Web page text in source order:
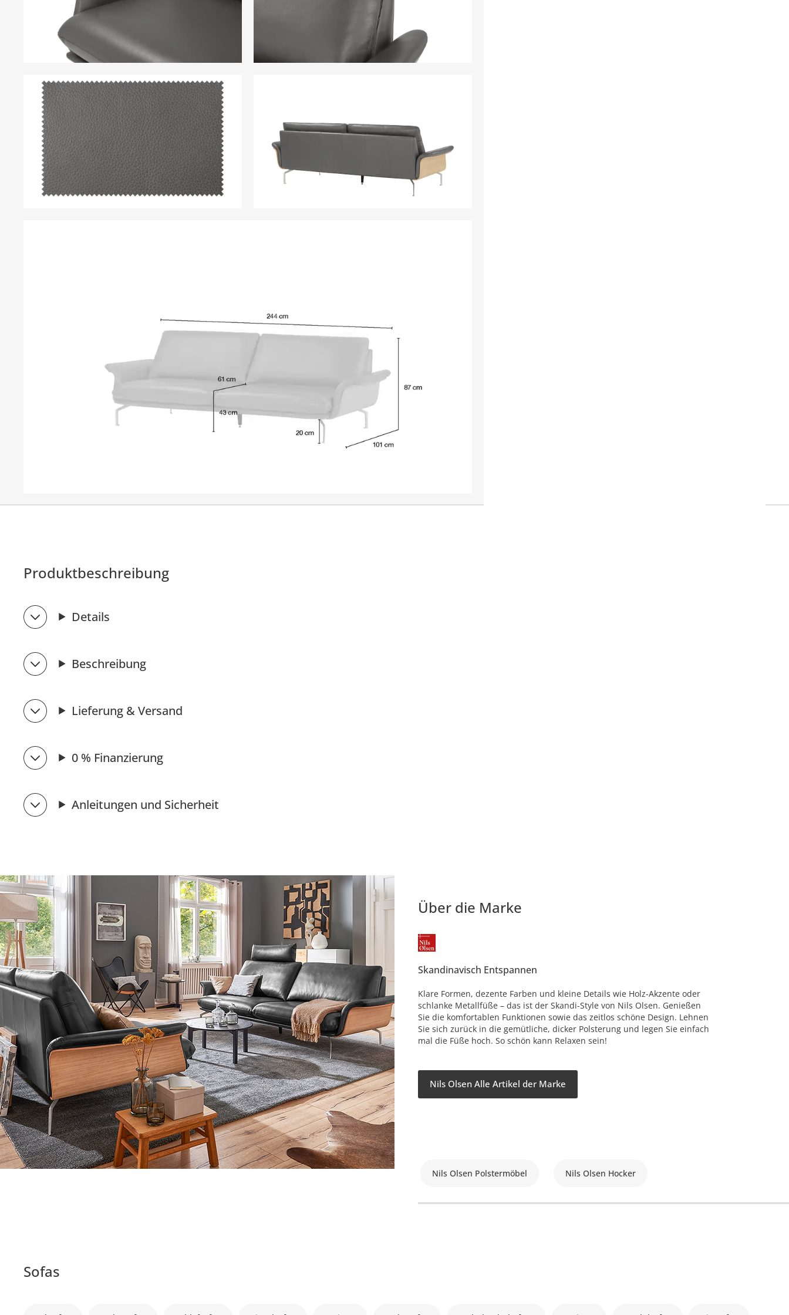
Produktbeschreibung
Details
Beschreibung
Lieferung & Versand
0 % Finanzierung
Anleitungen und Sicherheit
Über die Marke
Skandinavisch Entspannen
Klare Formen, dezente Farben und kleine Details wie Holz-Akzente oder
schlanke Metallfüße – das ist der Skandi-Style von Nils Olsen. Genießen
Sie die komfortablen Funktionen sowie das zeitlos schöne Design. Lehnen
Sie sich zurück in die gemütliche, dicker Polsterung und legen Sie einfach
mal die Füße hoch. So schön kann Relaxen sein!
Nils Olsen Alle Artikel der Marke
Nils Olsen Polstermöbel Nils Olsen Hocker
Sofas